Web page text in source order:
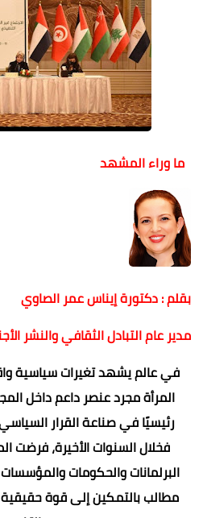
ما وراء المشهد
بقلم : دكتورة إيناس عمر الصاوي
مدير عام التبادل الثقافي والنشر
في عالم يشهد تغيرات سياسية
المرأة مجرد عنصر داعم داخل
رئيسيًا في صناعة القرار
فخلال السنوات الأخيرة، فرضت
البرلمانات والحكومات
مطالب بالتمكين إلى قوة حقيقية